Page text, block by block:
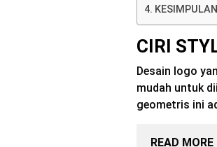
KESIMPULAN
CIRI
Desain logo
mudah untuk
geometris ini
READ MORE